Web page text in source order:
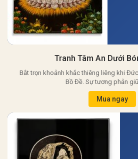
Tranh Tâm An Dưới
Bắt trọn khoảnh khắc thiêng liêng khi
Bồ Đề. Sự tương phản
Mua ngay